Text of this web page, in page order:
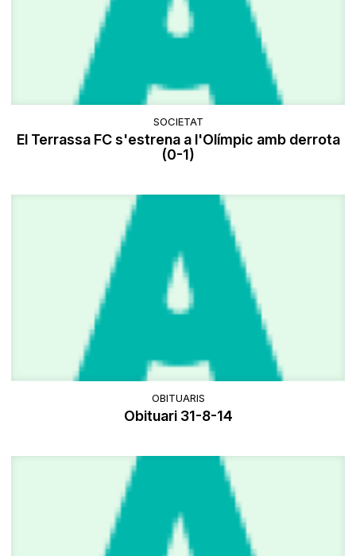
SOCIETAT
El Terrassa FC s'estrena a l'Olímpic amb derrota
(0-1)
OBITUARIS
Obituari 31-8-14